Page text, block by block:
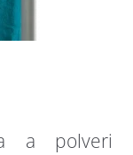
a polveri